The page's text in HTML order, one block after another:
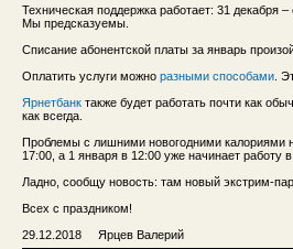
Техническая поддержка работает: 31 декабря
Мы предсказуемы.
Списание абонентской платы за январь
Оплатить услуги можно разными способами.
Ярнетбанк также будет работать почти как
как всегда.
Проблемы с лишними новогодними калориями
17:00, а 1 января в 12:00 уже начинает
Ладно, сообщу новость: там новый экстрим-
Всех с праздником!
29.12.2018 Ярцев Валерий